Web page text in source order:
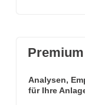
Premium
Analysen,
für Ihre